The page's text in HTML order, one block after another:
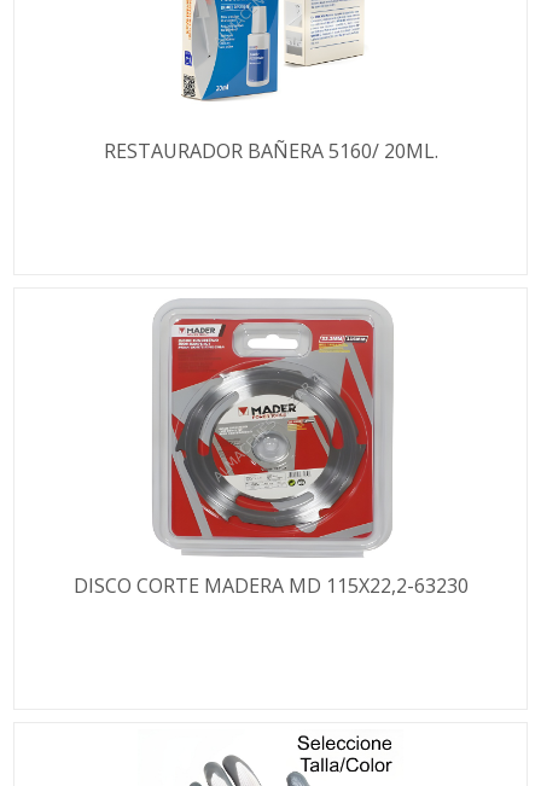
RESTAURADOR BAÑERA 5160/ 20ML.
DISCO CORTE MADERA MD 115X22,2-63230